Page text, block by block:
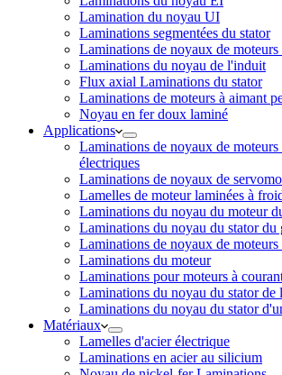
Lamination du noyau UI
Laminations segmentées du stator
Laminations de noyaux de
Laminations du noyau de l'induit
Flux axial Laminations du stator
Laminations de moteurs à aimant
Noyau en fer doux laminé
Applications
Laminations de noyaux de moteurs
électriques
Laminations de noyaux de
Lamelles de moteur laminées à
Laminations du noyau du moteur
Laminations du noyau du stator du
Laminations de noyaux de moteurs
Laminations du moteur
Laminations pour moteurs à
Laminations du noyau du stator de
Laminations du noyau du stator
Matériaux
Lamelles d'acier électrique
Laminations en acier au silicium